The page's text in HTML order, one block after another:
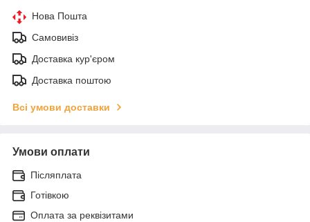
Нова Пошта
Самовивіз
Доставка кур'єром
Доставка поштою
Всі умови доставки
Умови оплати
Післяплата
Готівкою
Оплата за реквізитами